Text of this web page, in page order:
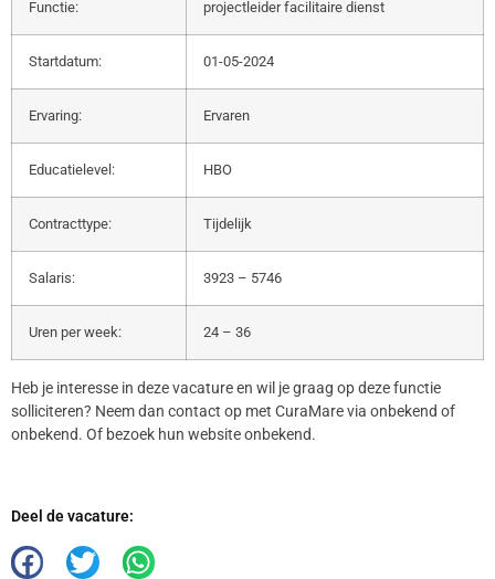
Functie: projectleider facilitaire dienst
Startdatum: 01-05-2024
Ervaring: Ervaren
Educatielevel: HBO
Contracttype: Tijdelijk
Salaris: 3923 – 5746
Uren per week: 24 – 36
Heb je interesse in deze vacature en wil je graag op deze functie
solliciteren? Neem dan contact op met CuraMare via onbekend of
onbekend. Of bezoek hun website onbekend.
Deel de vacature: